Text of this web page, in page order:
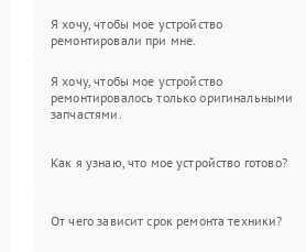
Я хочу, чтобы мое устройство
ремонтировали при мне.
Я хочу, чтобы мое устройство
ремонтировалось только оригинальными
запчастями.
Как я узнаю, что мое устройство готово?
От чего зависит срок ремонта техники?